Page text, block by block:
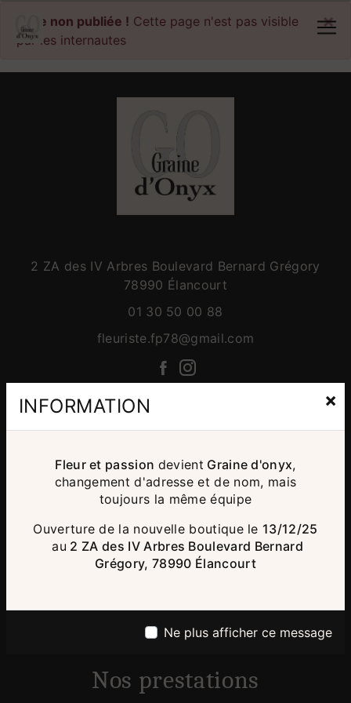
INFORMATION ×
Fleur et passion devient Graine d'onyx,
changement d'adresse et de nom, mais
toujours la même équipe
Ouverture de la nouvelle boutique le 13/12/25
au 2 ZA des IV Arbres Boulevard Bernard
Grégory, 78990 Élancourt
Ne plus afficher ce message
×
Page non publiée ! Cette page n'est pas visible
par les internautes
2 ZA des IV Arbres Boulevard Bernard Grégory
78990 Élancourt
01 30 50 00 88
fleuriste.fp78@gmail.com
Accueil Végétal Contact
Mariage
La boutique de fleurs
Cours d'art floral
L'univers de Céline
Minéral
Les bijoux de MissChrisco
Ateliers Ateliers Uni-fée
Nos prestations